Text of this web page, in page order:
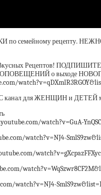
семейному рецепту.
Рецептов!
о выходе
для ЖЕНЩИН и ДЕТЕЙ
watch?v=GuA-
watch?v=NJ4-